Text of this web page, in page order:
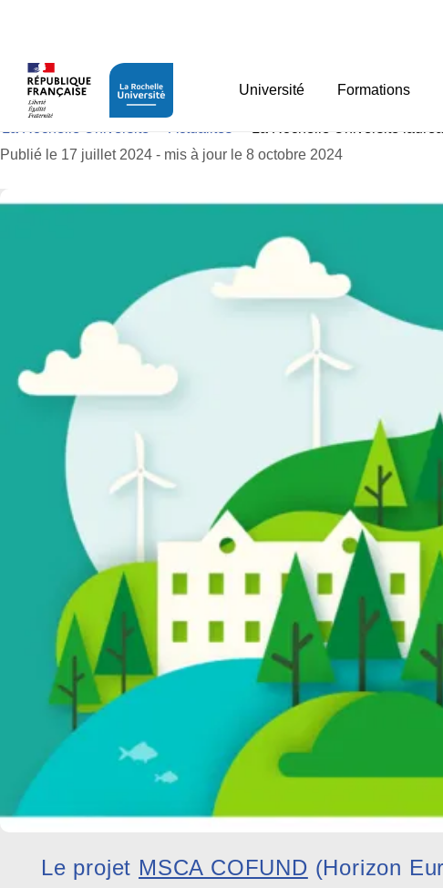
Université Formations
La Rochelle Université
Publié le 17 juillet 2024 - mis à jour le 8 octobre 2024
Le projet MSCA COFUND (Horizon